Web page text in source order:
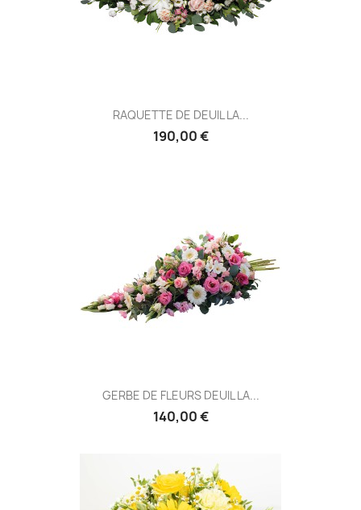
RAQUETTE DE DEUIL LA...
190,00 €
GERBE DE FLEURS DEUIL LA...
140,00 €